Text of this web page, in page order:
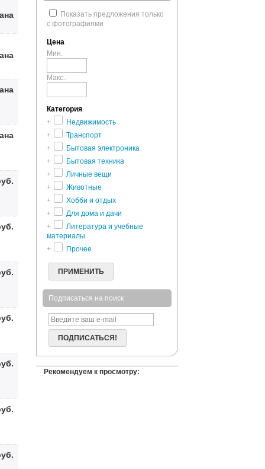
Показать предложения только
с фотографиями
Цена
Мин.
Макс..
Категория
+
Недвижимость
+
Транспорт
+
Бытовая электроника
+
Бытовая техника
+
Личные вещи
+
Животные
+
Хобби и отдых
+
Для дома и дачи
+
Литература и учебные
материалы
+
Прочее
ПРИМЕНИТЬ
Подписаться на поиск
ПОДПИСАТЬСЯ!
Рекомендуем к просмотру: